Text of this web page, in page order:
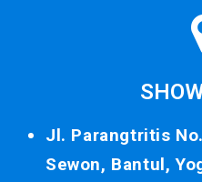
Jl. Parangtritis
Sewon, Bantul,